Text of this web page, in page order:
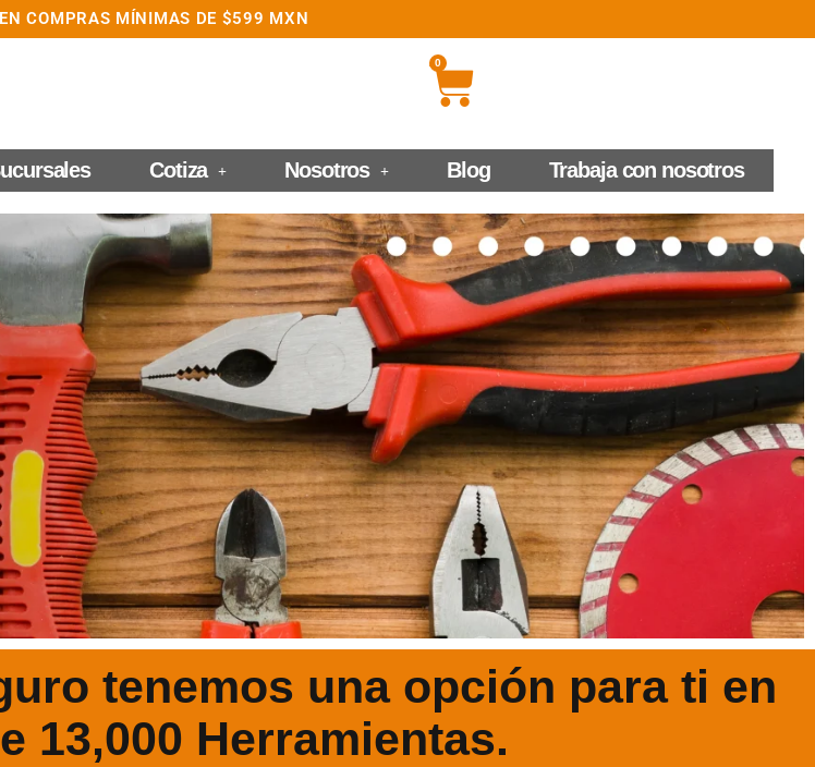
COMPRAS MÍNIMAS DE $599 MXN
0
Cotiza Nosotros Blog Trabaja con nosotros
tenemos una opción para ti en
13,000 Herramientas.